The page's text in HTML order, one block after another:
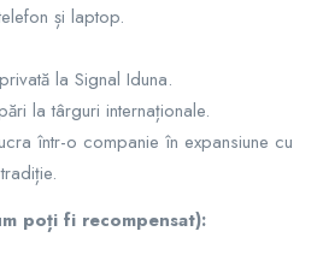
și laptop.
la Signal Iduna.
la târguri internaționale.
într-o companie în expansiune cu
poți fi recompensat):